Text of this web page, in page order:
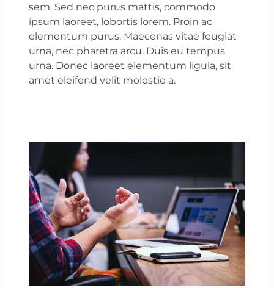
sem. Sed nec purus mattis, commodo
ipsum laoreet, lobortis lorem. Proin ac
elementum purus. Maecenas vitae feugiat
urna, nec pharetra arcu. Duis eu tempus
urna. Donec laoreet elementum ligula, sit
amet eleifend velit molestie a.